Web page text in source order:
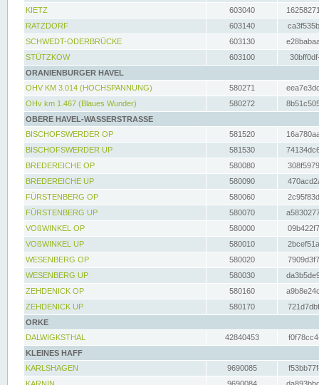
KIETZ
603040
RATZDORF
603140
SCHWEDT-ODERBRÜCKE
603130
STÜTZKOW
603100
ORANIENBURGER HAVEL
OHV KM 3.014 (HOCHSPANNUNG)
580271
OHv km 1.467 (Blaues Wunder)
580272
OBERE HAVEL-WASSERSTRASSE
BISCHOFSWERDER OP
581520
BISCHOFSWERDER UP
581530
BREDEREICHE OP
580080
BREDEREICHE UP
580090
FÜRSTENBERG OP
580060
FÜRSTENBERG UP
580070
VOßWINKEL OP
580000
VOßWINKEL UP
580010
WESENBERG OP
580020
WESENBERG UP
580030
ZEHDENICK OP
580160
ZEHDENICK UP
580170
ORKE
DALWIGKSTHAL
42840453
KLEINES HAFF
KARLSHAGEN
9690085